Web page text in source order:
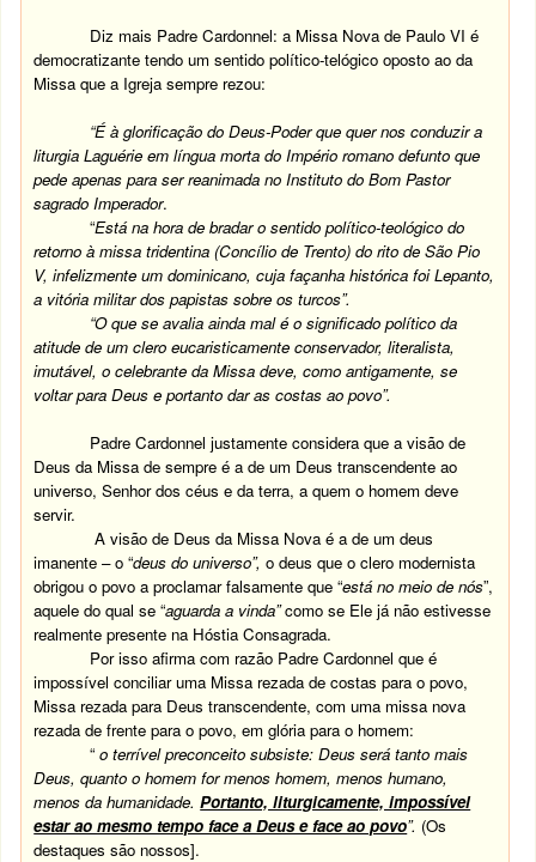
Diz mais Padre Cardonnel: a Missa Nova de Paulo VI é
democratizante tendo um sentido político-telógico oposto ao da
Missa que a Igreja sempre rezou:
“É à glorificação do Deus-Poder que quer nos conduzir a
liturgia Laguérie em língua morta do Império romano defunto que
pede apenas para ser reanimada no Instituto do Bom Pastor
sagrado Imperador.
“Está na hora de bradar o sentido político-teológico do
retorno à missa tridentina (Concílio de Trento) do rito de São Pio
V, infelizmente um dominicano, cuja façanha histórica foi Lepanto,
a vitória militar dos papistas sobre os turcos”.
“O que se avalia ainda mal é o significado político da
atitude de um clero eucaristicamente conservador, literalista,
imutável, o celebrante da Missa deve, como antigamente, se
voltar para Deus e portanto dar as costas ao povo”.
Padre Cardonnel justamente considera que a visão de
Deus da Missa de sempre é a de um Deus transcendente ao
universo, Senhor dos céus e da terra, a quem o homem deve
servir.
A visão de Deus da Missa Nova é a de um deus
imanente – o “deus do universo”,o deus que o clero modernista
obrigou o povo a proclamar falsamente que “está no meio de nós”,
aquele do qual se “aguarda a vinda”como se Ele já não estivesse
realmente presente na Hóstia Consagrada.
Por isso afirma com razão Padre Cardonnel que é
impossível conciliar uma Missa rezada de costas para o povo,
Missa rezada para Deus transcendente, com uma missa nova
rezada de frente para o povo, em glória para o homem:
“ o terrível preconceito subsiste: Deus será tanto mais
Deus, quanto o homem for menos homem, menos humano,
menos da humanidade.Portanto, liturgicamente, impossível
estar ao mesmo tempo face a Deus e face ao povo”. (Os
destaques são nossos].